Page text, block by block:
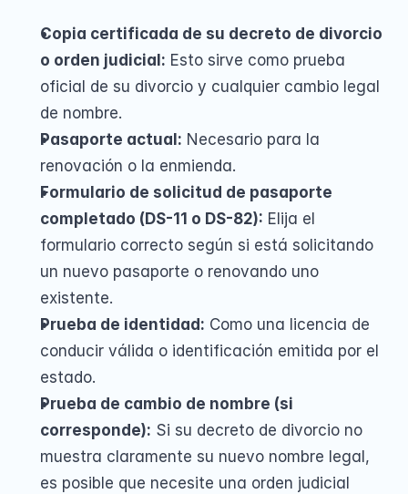
Copia certificada de su decreto de divorcio
o orden judicial: Esto sirve como prueba
oficial de su divorcio y cualquier cambio legal
de nombre.
Pasaporte actual: Necesario para la
renovación o la enmienda.
Formulario de solicitud de pasaporte
completado (DS-11 o DS-82): Elija el
formulario correcto según si está solicitando
un nuevo pasaporte o renovando uno
existente.
Prueba de identidad: Como una licencia de
conducir válida o identificación emitida por el
estado.
Prueba de cambio de nombre (si
corresponde): Si su decreto de divorcio no
muestra claramente su nuevo nombre legal,
es posible que necesite una orden judicial